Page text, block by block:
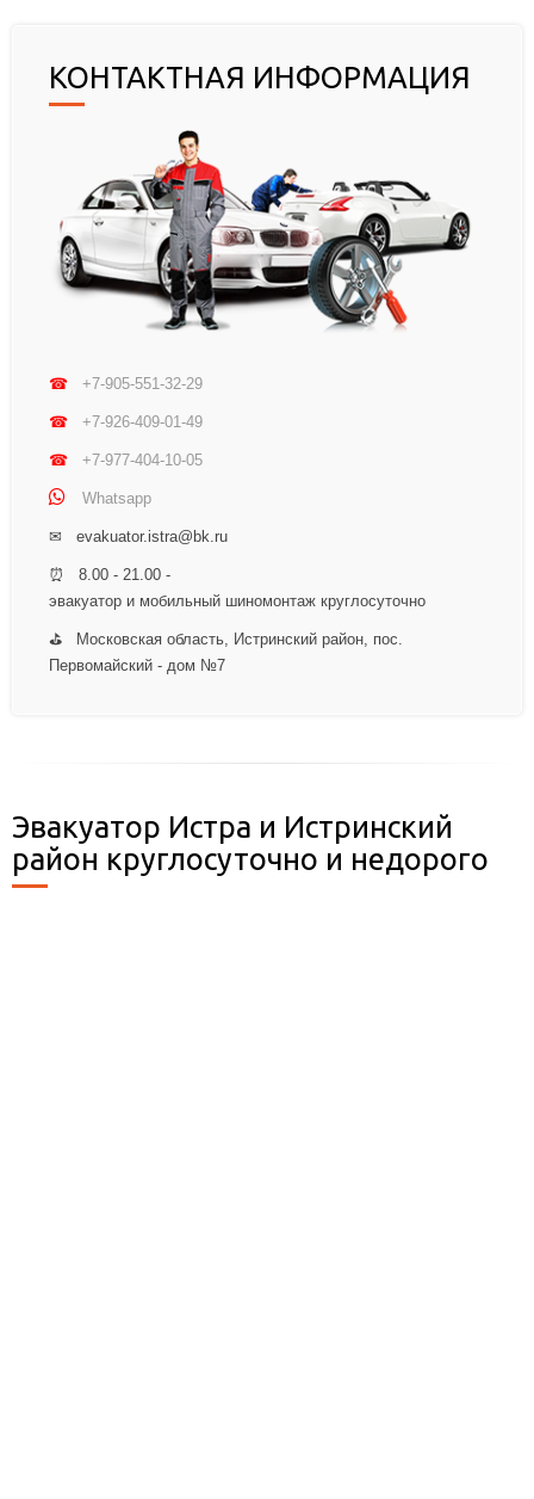
КОНТАКТНАЯ ИНФОРМАЦИЯ
☎ +7-905-551-32-29
☎ +7-926-409-01-49
☎ +7-977-404-10-05
Whatsapp
✉ evakuator.istra@bk.ru
⏰ 8.00 - 21.00 -
эвакуатор и мобильный шиномонтаж круглосуточно
⛳ Московская область, Истринский район, пос.
Первомайский - дом №7
Эвакуатор Истра и Истринский
район круглосуточно и недорого